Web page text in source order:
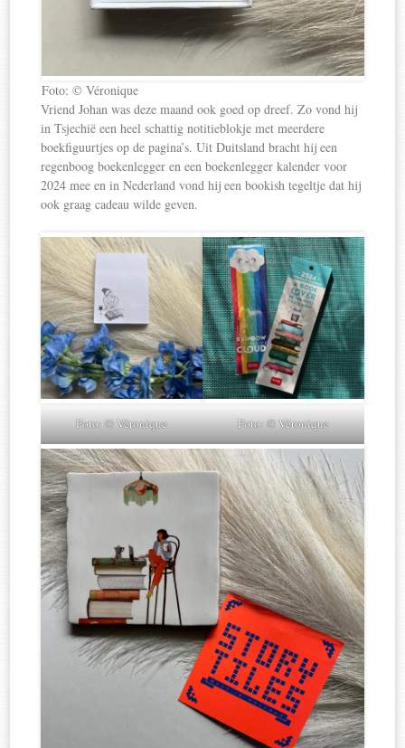
Foto: © Véronique
Vriend Johan was deze maand ook goed op dreef. Zo vond hij
in Tsjechië een heel schattig notitieblokje met meerdere
boekfiguurtjes op de pagina’s. Uit Duitsland bracht hij een
regenboog boekenlegger en een boekenlegger kalender voor
2024 mee en in Nederland vond hij een bookish tegeltje dat hij
ook graag cadeau wilde geven.
Foto: © Véronique Foto: © Véronique